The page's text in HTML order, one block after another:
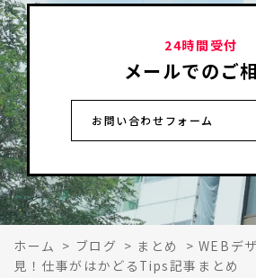
24時間受付
メールでのご
お問い合わせフォーム
ホーム > ブログ > まとめ > WEBデ
見！仕事がはかどるTips記事まとめ